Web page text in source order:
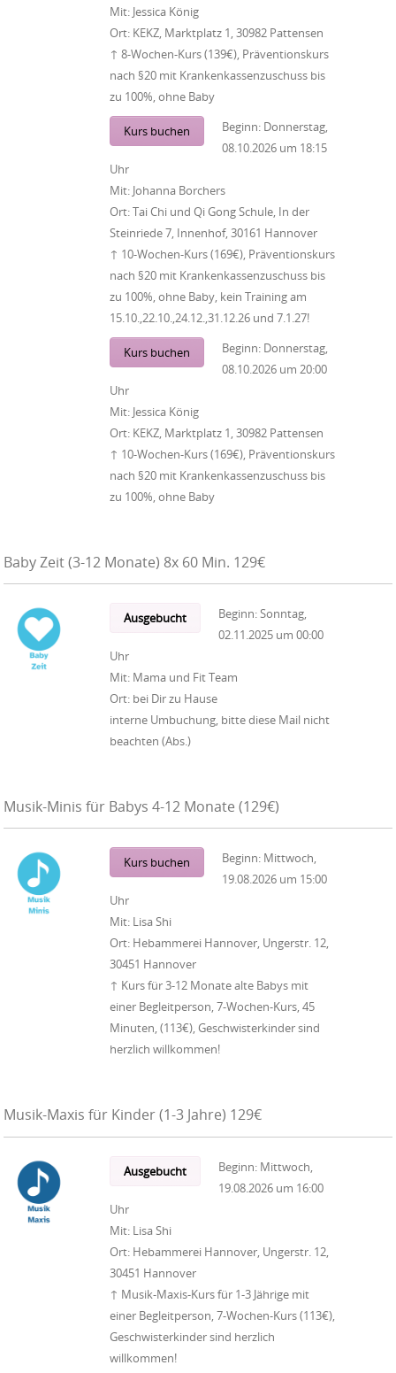
Mit: Jessica König
Ort: KEKZ, Marktplatz 1, 30982 Pattensen
↑ 8-Wochen-Kurs (139€), Präventionskurs
nach §20 mit Krankenkassenzuschuss bis
zu 100%, ohne Baby
Kurs buchen Beginn: Donnerstag,
08.10.2026 um 18:15
Uhr
Mit: Johanna Borchers
Ort:Tai Chi und Qi Gong Schule, In der
Steinriede 7, Innenhof, 30161 Hannover
↑ 10-Wochen-Kurs (169€), Präventionskurs
nach §20 mit Krankenkassenzuschuss bis
zu 100%, ohne Baby, kein Training am
15.10.,22.10.,24.12.,31.12.26 und 7.1.27!
Kurs buchen Beginn: Donnerstag,
08.10.2026 um 20:00
Uhr
Mit: Jessica König
Ort: KEKZ, Marktplatz 1, 30982 Pattensen
↑ 10-Wochen-Kurs (169€), Präventionskurs
nach §20 mit Krankenkassenzuschuss bis
zu 100%, ohne Baby
Baby Zeit (3-12 Monate) 8x 60 Min. 129€
Ausgebucht Beginn:Sonntag,
02.11.2025 um 00:00
Uhr
Mit: Mama und Fit Team
Ort: bei Dir zu Hause
interne Umbuchung, bitte diese Mail nicht
beachten (Abs.)
Musik-Minis für Babys 4-12 Monate (129€)
Kurs buchen Beginn: Mittwoch,
19.08.2026 um 15:00
Uhr
Mit: Lisa Shi
Ort: Hebammerei Hannover, Ungerstr. 12,
30451 Hannover
↑ Kurs für 3-12 Monate alte Babys mit
einer Begleitperson, 7-Wochen-Kurs, 45
Minuten, (113€), Geschwisterkinder sind
herzlich willkommen!
Musik-Maxis für Kinder (1-3 Jahre) 129€
Ausgebucht Beginn: Mittwoch,
19.08.2026 um 16:00
Uhr
Mit: Lisa Shi
Ort: Hebammerei Hannover, Ungerstr. 12,
30451 Hannover
↑ Musik-Maxis-Kurs für 1-3 Jährige mit
einer Begleitperson, 7-Wochen-Kurs (113€),
Geschwisterkinder sind herzlich
willkommen!